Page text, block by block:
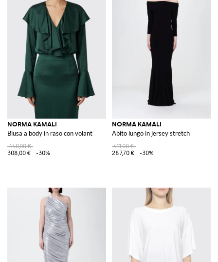
NORMA KAMALI
Blusa a body in raso con volant
440,00 €
308,00 €
-30%
NORMA KAMALI
Abito lungo in jersey stretch
411,00 €
287,70 €
-30%